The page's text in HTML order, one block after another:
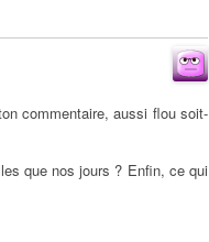
commentaire, aussi flou soit-
que nos jours ? Enfin, ce qui